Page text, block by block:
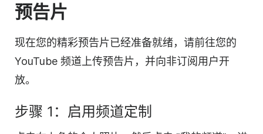
预告片
现在您的精彩预告片已经准备就绪， 请前往您的
YouTube 频道上传预告片，并向非订阅用户开
放。
步骤 1：启用频道定制